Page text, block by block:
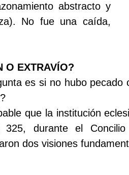
abstracto y
No fue una caída,
O EXTRAVÍO?
es si no hubo pecado
que la institución
325, durante el
dos visiones